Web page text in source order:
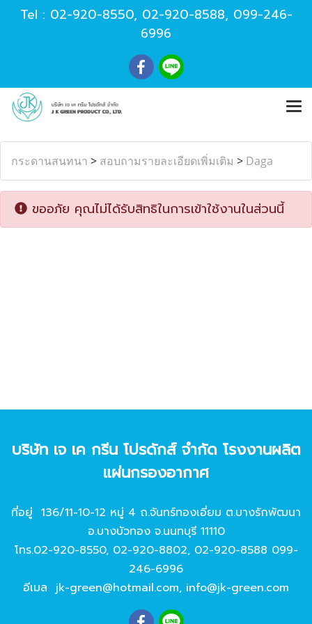
Tel : 02-920-8550, 02-920-8588, 099-246-
6996
กระดานสนทนา > สอบถามรายละเอียดเพิ่มเติม > Daga
ขออภัย คุณไม่ได้รับสิทธิในการเข้าใช้งานในส่วนนี้
บริษัท เจ เค กรีน โปรดักส์ จํากัด โรงงานผลิต
แผ่นกรองอากาศ
ที่อยู่ 136/11-10-12 หมู่ 4 ถ.จันทร์ทองเอี่ยม ต.บางรักพัฒนา
อ.บางบัวทอง จ.นนทบุรี 11110
โทร.02-920-8550, 02-920-8802, 02-920-8588 099-
246-6996
อีเมล jk-green@hotmail.com, info@jk-green.com